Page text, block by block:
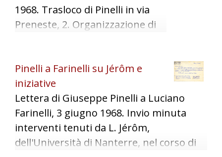
1968. Trasloco di Pinelli in via
Preneste, 2. Organizzazione di
Milano.
Pinelli a Farinelli su Jérôm e
iniziative
Lettera di Giuseppe Pinelli a Luciano
Farinelli, 3 giugno 1968. Invio minuta
interventi tenuti da L. Jérôm,
dell'Università di Nanterre, nel corso di